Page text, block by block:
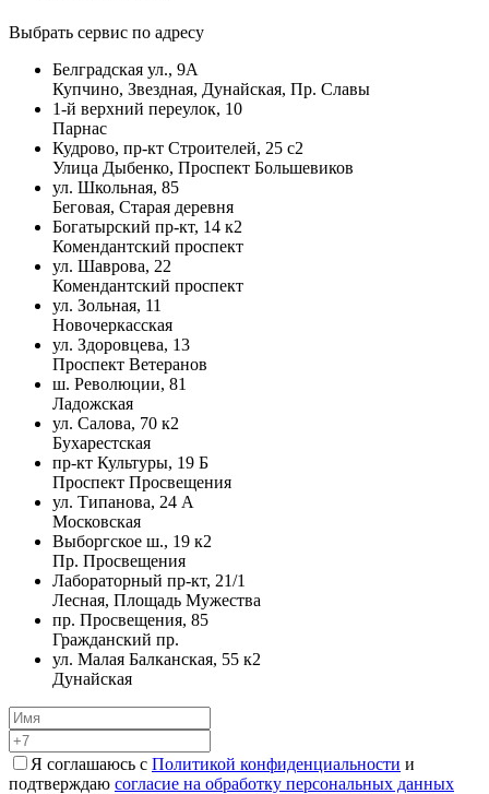
Выбрать сервис по адресу
Белградская ул., 9А
Купчино, Звездная, Дунайская, Пр. Славы
1-й верхний переулок, 10
Парнас
Кудрово, пр-кт Строителей, 25 с2
Улица Дыбенко, Проспект Большевиков
ул. Школьная, 85
Беговая, Старая деревня
Богатырский пр-кт, 14 к2
Комендантский проспект
ул. Шаврова, 22
Комендантский проспект
ул. Зольная, 11
Новочеркасская
ул. Здоровцева, 13
Проспект Ветеранов
ш. Революции, 81
Ладожская
ул. Салова, 70 к2
Бухарестская
пр-кт Культуры, 19 Б
Проспект Просвещения
ул. Типанова, 24 А
Московская
Выборгское ш., 19 к2
Пр. Просвещения
Лабораторный пр-кт, 21/1
Лесная, Площадь Мужества
пр. Просвещения, 85
Гражданский пр.
ул. Малая Балканская, 55 к2
Дунайская
Я соглашаюсь с Политикой конфиденциальности и
подтверждаю согласие на обработку персональных данных